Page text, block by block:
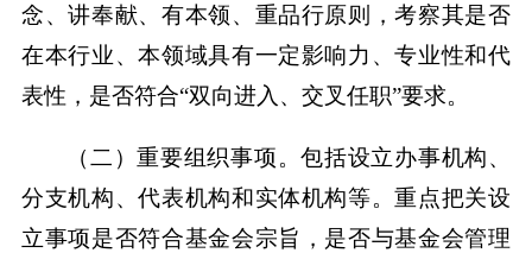
念、讲奉献、有本领、重品行原则，考察其是否
在本行业、本领域具有一定影响力、专业性和代
表性，是否符合“双向进入、交叉任职”要求。
（二）重要组织事项。包括设立办事机构、
分支机构、代表机构和实体机构等。重点把关设
立事项是否符合基金会宗旨，是否与基金会管理